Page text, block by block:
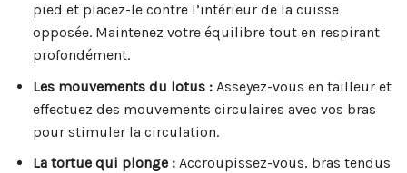
pied et placez-le contre l’intérieur de la cuisse
opposée. Maintenez votre équilibre tout en respirant
profondément.
Les mouvements du lotus :Asseyez-vous en tailleur et
effectuez des mouvements circulaires avec vos bras
pour stimuler la circulation.
La tortue qui plonge :Accroupissez-vous, bras tendus